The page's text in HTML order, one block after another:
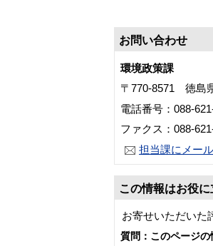
お問い合わせ
環境政策課
〒770-8571 徳島
電話番号：088-
ファクス：088-
担当課にメー
この情報はお役
お寄せいただいた
質問：このページ